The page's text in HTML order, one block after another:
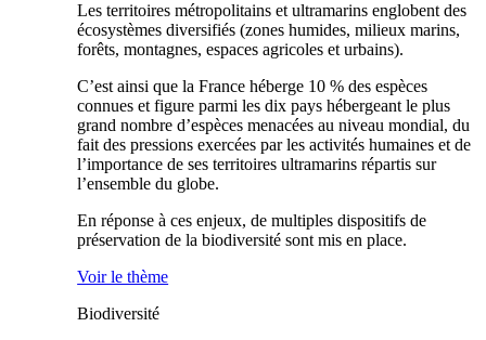
Les territoires métropolitains et ultramarins englobent des
écosystèmes diversifiés (zones humides, milieux marins,
forêts, montagnes, espaces agricoles et urbains).
C’est ainsi que la France héberge 10 % des espèces
connues et figure parmi les dix pays hébergeant le plus
grand nombre d’espèces menacées au niveau mondial, du
fait des pressions exercées par les activités humaines et de
l’importance de ses territoires ultramarins répartis sur
l’ensemble du globe.
En réponse à ces enjeux, de multiples dispositifs de
préservation de la biodiversité sont mis en place.
Voir le thème
Biodiversité